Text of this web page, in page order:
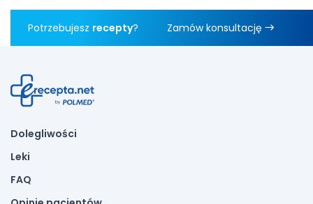
Potrzebujesz recepty? Zamów konsultację
Dolegliwości
Leki
FAQ